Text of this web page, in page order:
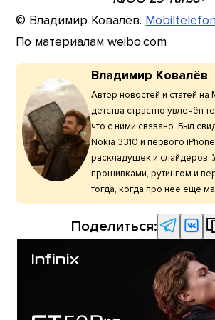
© Владимир Ковалёв. Mobiltelefon
По материалам weibo.com
Владимир Ковалёв
Автор новостей и статей
детства страстно увлечён
что с ними связано. Был
Nokia 3310 и первого
раскладушек и слайдеров.
прошивками, рутингом и
тогда, когда про неё ещё
Поделиться: